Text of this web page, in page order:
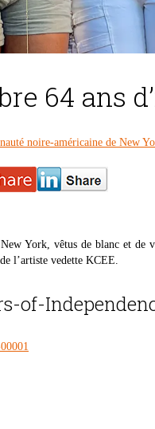
64 ans
noire-américaine de New
York, vêtus de blanc et
l’artiste vedette KCEE.
of-